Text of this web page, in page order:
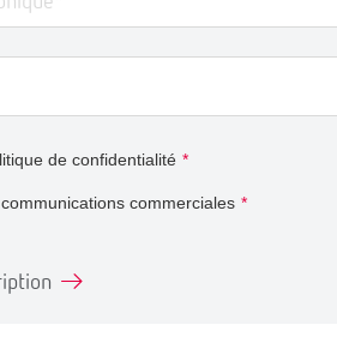
*
de confidentialité
*
commerciales